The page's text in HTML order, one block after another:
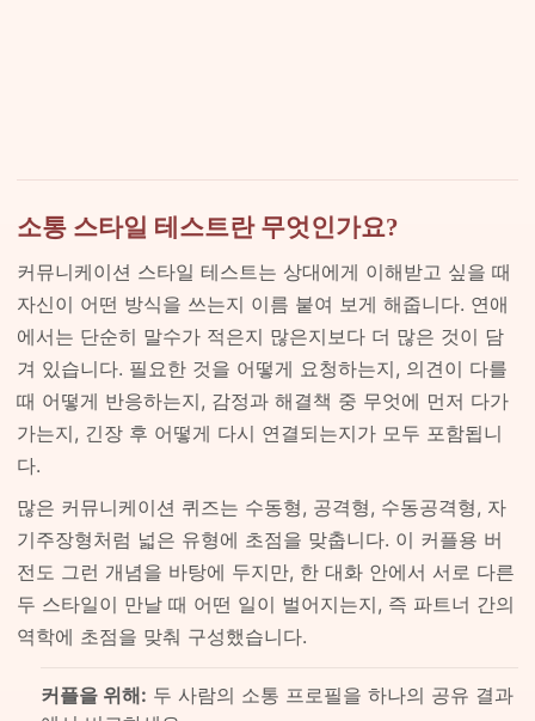
소통 스타일 테스트란 무엇인가요?
커뮤니케이션 스타일 테스트는 상대에게 이해받고 싶을 때
자신이 어떤 방식을 쓰는지 이름 붙여 보게 해줍니다. 연애
에서는 단순히 말수가 적은지 많은지보다 더 많은 것이 담
겨 있습니다. 필요한 것을 어떻게 요청하는지, 의견이 다를
때 어떻게 반응하는지, 감정과 해결책 중 무엇에 먼저 다가
가는지, 긴장 후 어떻게 다시 연결되는지가 모두 포함됩니
다.
많은 커뮤니케이션 퀴즈는 수동형, 공격형, 수동공격형, 자
기주장형처럼 넓은 유형에 초점을 맞춥니다. 이 커플용 버
전도 그런 개념을 바탕에 두지만, 한 대화 안에서 서로 다른
두 스타일이 만날 때 어떤 일이 벌어지는지, 즉 파트너 간의
역학에 초점을 맞춰 구성했습니다.
커플을 위해: 두 사람의 소통 프로필을 하나의 공유 결과